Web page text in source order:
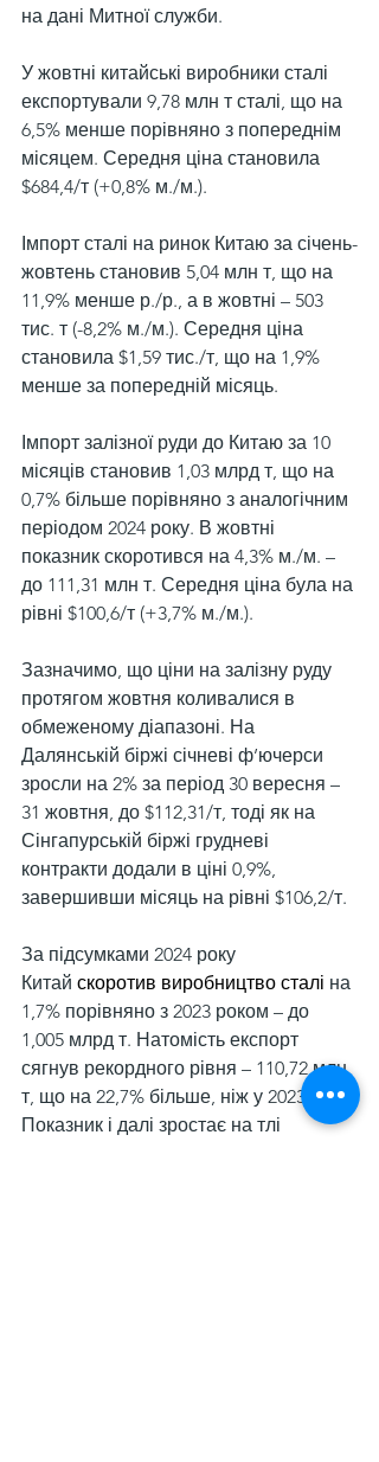
на дані Митної служби.
У жовтні китайські виробники сталі
експортували 9,78 млн т сталі, що на
6,5% менше порівняно з попереднім
місяцем. Середня ціна становила
$684,4/т (+0,8% м./м.).
Імпорт сталі на ринок Китаю за січень-
жовтень становив 5,04 млн т, що на
11,9% менше р./р., а в жовтні – 503
тис. т (-8,2% м./м.). Середня ціна
становила $1,59 тис./т, що на 1,9%
менше за попередній місяць.
Імпорт залізної руди до Китаю за 10
місяців становив 1,03 млрд т, що на
0,7% більше порівняно з аналогічним
періодом 2024 року. В жовтні
показник скоротився на 4,3% м./м. –
до 111,31 млн т. Середня ціна була на
рівні $100,6/т (+3,7% м./м.).
Зазначимо, що ціни на залізну руду
протягом жовтня коливалися в
обмеженому діапазоні. На
Далянській біржі січневі ф’ючерси
зросли на 2% за період 30 вересня –
31 жовтня, до $112,31/т, тоді як на
Сінгапурській біржі грудневі
контракти додали в ціні 0,9%,
завершивши місяць на рівні $106,2/т.
За підсумками 2024 року
Китай скоротив виробництво сталі на
1,7% порівняно з 2023 роком – до
1,005 млрд т. Натомість експорт
сягнув рекордного рівня – 110,72 млн
т, що на 22,7% більше, ніж у 2023 році.
Показник і далі зростає на тлі